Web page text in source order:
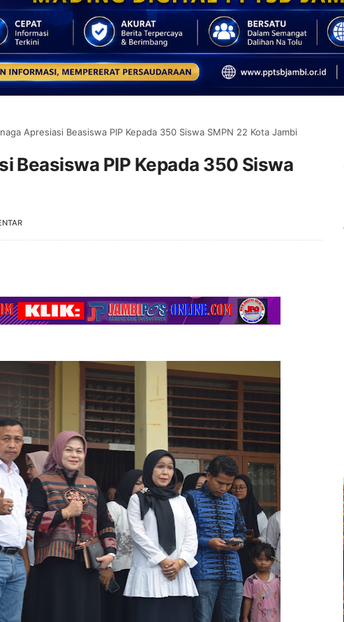
Apresiasi Beasiswa PIP Kepada 350 Siswa SMPN 22 Kota Jambi
Beasiswa PIP Kepada 350 Siswa